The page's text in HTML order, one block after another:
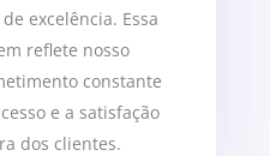
excelência. Essa
reflete nosso
constante
e a satisfação
dos clientes.